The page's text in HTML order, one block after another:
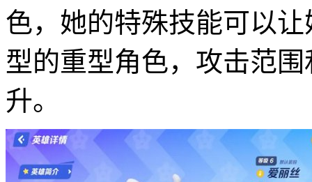
色，她的特殊技能可以
型的重型角色，攻击范
升。